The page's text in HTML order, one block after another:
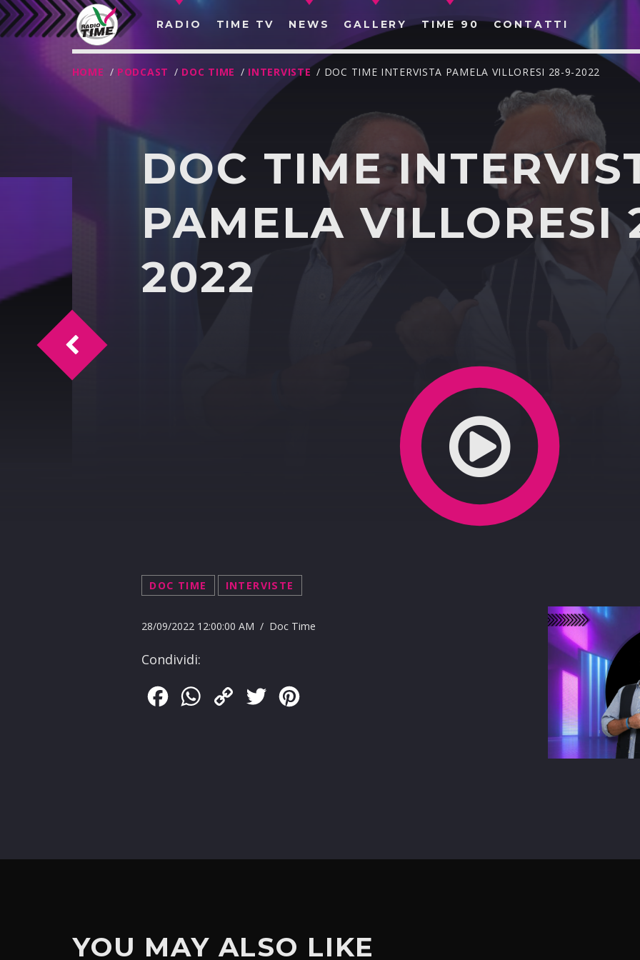
RADIO TIME TV NEWS GALLERY TIME 90 CONTATTI
CERCA NEL SITO WEB:
HOME / PODCAST / DOC TIME / INTERVISTE / DOC TIME INTERVISTA PAMELA VILLORESI 28-9-2022
DOC TIME
PAMELA VILLORESI
2022
DOC TIME INTERVISTE
28/09/2022 12:00:00 AM / Doc Time
Condividi:
FacebookWhatsApp
Copy
Twitter
TM Intervista Manlio Viola
YOU MAY ALSO LIKE